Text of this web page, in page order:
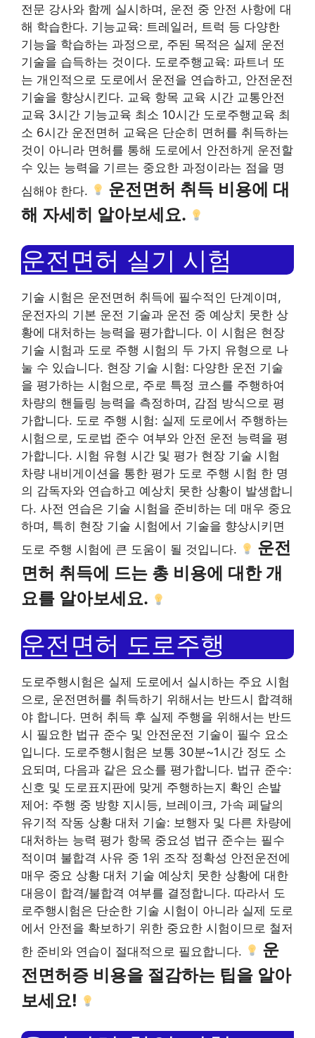
전문 강사와 ​​함께 실시하며, 운전 중 안전 사항에 대
해 학습한다. 기능교육: 트레일러, 트럭 등 다양한
기능을 학습하는 과정으로, 주된 목적은 실제 운전
기술을 습득하는 것이다. 도로주행교육: 파트너 또
는 개인적으로 도로에서 운전을 연습하고, 안전운전
기술을 향상시킨다. 교육 항목 교육 시간 교통안전
교육 3시간 기능교육 최소 10시간 도로주행교육 최
소 6시간 운전면허 교육은 단순히 면허를 취득하는
것이 아니라 면허를 통해 도로에서 안전하게 운전할
수 있는 능력을 기르는 중요한 과정이라는 점을 명
심해야 한다.
운전면허 취득 비용에 대
해 자세히 알아보세요.
운전면허 실기 시험
기술 시험은 운전면허 취득에 필수적인 단계이며,
운전자의 기본 운전 기술과 운전 중 예상치 못한 상
황에 대처하는 능력을 평가합니다. 이 시험은 현장
기술 시험과 도로 주행 시험의 두 가지 유형으로 나
눌 수 있습니다. 현장 기술 시험: 다양한 운전 기술
을 평가하는 시험으로, 주로 특정 코스를 주행하여
차량의 핸들링 능력을 측정하며, 감점 방식으로 평
가합니다. 도로 주행 시험: 실제 도로에서 주행하는
시험으로, 도로법 준수 여부와 안전 운전 능력을 평
가합니다. 시험 유형 시간 및 평가 현장 기술 시험
차량 내비게이션을 통한 평가 도로 주행 시험 한 명
의 감독자와 연습하고 예상치 못한 상황이 발생합니
다. 사전 연습은 기술 시험을 준비하는 데 매우 중요
하며, 특히 현장 기술 시험에서 기술을 향상시키면
도로 주행 시험에 큰 도움이 될 것입니다.
운전
면허 취득에 드는 총 비용에 대한 개
요를 알아보세요.
운전면허 도로주행
도로주행시험은 실제 도로에서 실시하는 주요 시험
으로, 운전면허를 취득하기 위해서는 반드시 합격해
야 합니다. 면허 취득 후 실제 주행을 위해서는 반드
시 필요한 법규 준수 및 안전운전 기술이 필수 요소
입니다. 도로주행시험은 보통 30분~1시간 정도 소
요되며, 다음과 같은 요소를 평가합니다. 법규 준수:
신호 및 도로표지판에 맞게 주행하는지 확인 손발
제어: 주행 중 방향 지시등, 브레이크, 가속 페달의
유기적 작동 상황 대처 기술: 보행자 및 다른 차량에
대처하는 능력 평가 항목 중요성 법규 준수는 필수
적이며 불합격 사유 중 1위 조작 정확성 안전운전에
매우 중요 상황 대처 기술 예상치 못한 상황에 대한
대응이 합격/불합격 여부를 결정합니다. 따라서 도
로주행시험은 단순한 기술 시험이 아니라 실제 도로
에서 안전을 확보하기 위한 중요한 시험이므로 철저
한 준비와 연습이 절대적으로 필요합니다.
운
전면허증 비용을 절감하는 팁을 알아
보세요!